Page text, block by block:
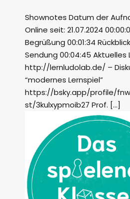
Shownotes Datum der
Online seit: 21.07.2024
Begrüßung 00:01:34
Sendung 00:04:45 Aktuelles
http://lernludolab.de/ –
“modernes Lernspiel”
https://bsky.app/profile/
st/3kulxypmoib27 Prof. […]